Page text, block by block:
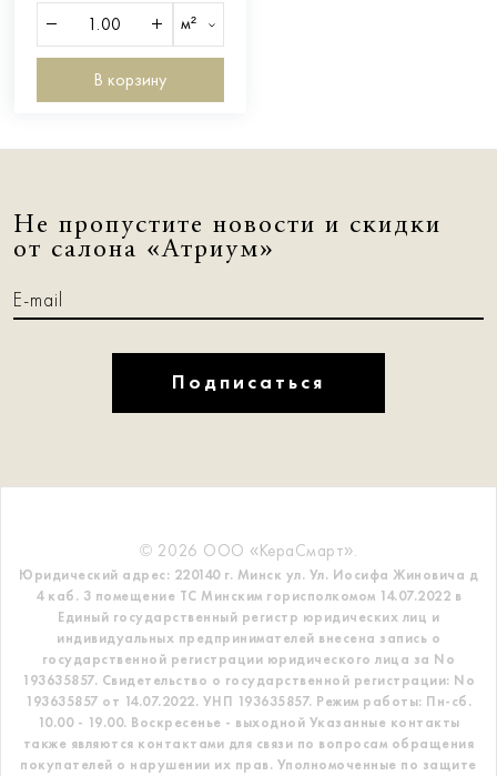
м²
В корзину
Не пропустите новости и скидки
от салона «Атриум»
Подписаться
© 2026 ООО «КераСмарт».
Юридический адрес: 220140 г. Минск ул. Ул. Иосифа Жиновича д
4 каб. 3 помещение ТС Минским горисполкомом 14.07.2022 в
Единый государственный регистр юридических лиц и
индивидуальных предпринимателей внесена запись о
государственной регистрации юридического лица за No
193635857. Свидетельство о государственной регистрации: No
193635857 от 14.07.2022. УНП 193635857. Режим работы: Пн-сб.
10.00 - 19.00. Воскресенье - выходной Указанные контакты
также являются контактами для связи по вопросам обращения
покупателей о нарушении их прав. Уполномоченные по защите